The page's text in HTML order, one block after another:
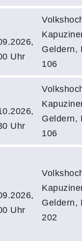
Uhr
Geldern,
106
Uhr
Geldern,
106
Uhr
Geldern,
202